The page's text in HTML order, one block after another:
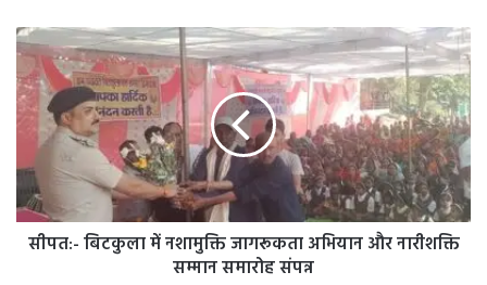
सीपत:-
बिटकुला
में
नशामुक्ति
जागरूकता
अभियान
और
नारीशक्ति
सम्मान
समारोह
सीपत:- बिटकुला में नशामुक्ति जागरूकता अभियान और नारीशक्ति
सम्मान समारोह संपन्न